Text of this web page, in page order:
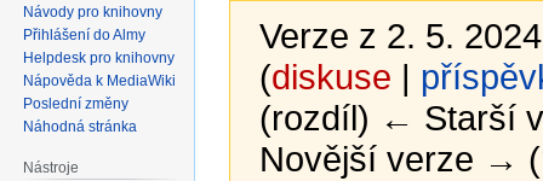
Verze z 2. 5.
(diskuse |
(rozdíl) ← Starší
Novější verze →
Návody pro knihovny
Přihlášení do Almy
Helpdesk pro knihovny
Nápověda k MediaWiki
Poslední změny
Náhodná stránka
Nástroje